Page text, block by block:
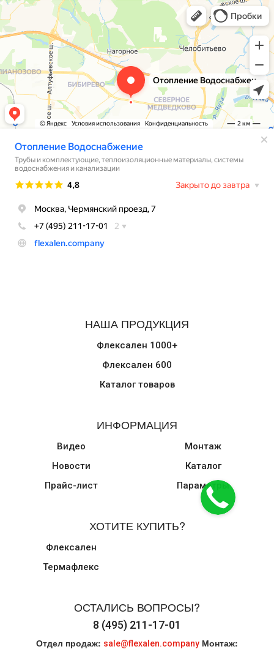
НАША ПРОДУКЦИЯ
Флексален 1000+
Флексален 600
Каталог товаров
ИНФОРМАЦИЯ
Видео
Новости
Прайс-лист
Монтаж
Каталог
Параметры
ХОТИТЕ КУПИТЬ?
Флексален
Термафлекс
ОСТАЛИСЬ ВОПРОСЫ?
8 (495) 211-17-01
Отдел продаж: sale@flexalen.company Монтаж: